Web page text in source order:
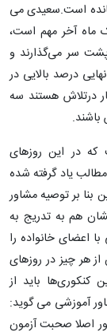
مانده است.سعیدی می
ماه آخر مهم است،
پشت سر می‌گذارند و
درصد بالایی در
درتلاش هستند سه
باشند.
که در این روزهای
یاد گرفته شده
بنا بر توصیه مشاور
هم به تدریج به
اعضای خانواده را
هر چیز در روزهای
کنکوری‌ها باید از
آموزشی می گوید:
اصلا صحبت آزمون